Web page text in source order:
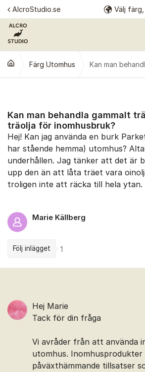
Hoppa till innehåll
AlcroStudio.se Välj
Alcro Färg
Färg Utomhus
Kan man behandla gammalt
träolja för inomhusbruk?
Hej! Kan jag använda en burk
har stående hemma) utomhus?
underhållen. Jag tänker att det är
upp den än att låta träet vara
troligen inte att räcka till hela ytan.
Marie Källberg
Följ inlägget 1
Hej Marie
Tack för din fråga
Vi avråder från att använda
utomhus. Inomhusprodukter
påväxthämmande tillsatser